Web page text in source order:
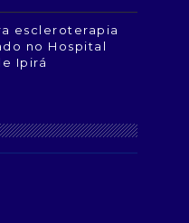
escleroterapia
no Hospital
Ipirá